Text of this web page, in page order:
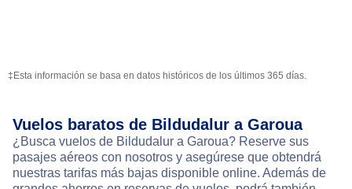
‡Esta información se basa en datos históricos de los últimos 365 días.
Vuelos baratos de Bildudalur a Garoua
¿Busca vuelos de Bildudalur a Garoua? Reserve sus
pasajes aéreos con nosotros y asegúrese que obtendrá
nuestras tarifas más bajas disponible online. Además de